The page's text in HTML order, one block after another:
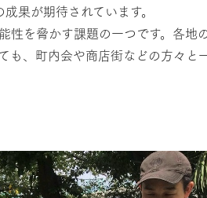
果が期待されています。
性を脅かす課題の一つです。各地
も、町内会や商店街などの方々と